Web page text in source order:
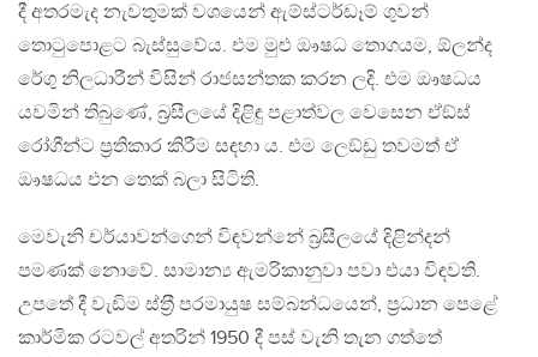
දී අතරමැද නැවතුමක් වශයෙන් ඇම්ස්ටර්ඩෑම් ගුවන්
තොටුපොළට බැස්සුවේය. එම මුළු ඖෂධ තොගයම, ඕලන්ද
රේගු නිලධාරීන් විසින් රාජසන්තක කරන ලදි. එම ඖෂධය
යවමින් තිබුණේ, බ‍්‍රසීලයේ දිළිඳු පළාත්වල වෙසෙන ඒඞ්ස්
රෝගීන්ට ප‍්‍රතිකාර කිරීම සඳහා ය. එම ලෙඞ්ඩු තවමත් ඒ
ඖෂධය එන තෙක් බලා සිටිති.
මෙවැනි චර්යාවන්ගෙන් විඳවන්නේ බ‍්‍රසීලයේ දිළින්දන්
පමණක් නොවේ. සාමාන්‍ය ඇමරිකානුවා පවා එයා විඳවති.
උපතේ දී වැඩිම ස්ත‍්‍රී පරමායුෂ සම්බන්ධයෙන්, ප‍්‍රධාන පෙළේ
කාර්මික රටවල් අතරින් 1950 දී පස් වැනි තැන ගත්තේ